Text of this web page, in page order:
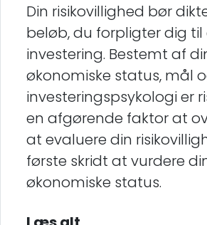
Din risikovillighed bør
beløb, du forpligter dig til
investering. Bestemt af
økonomiske status, mål
investeringspsykologi er
en afgørende faktor at
at evaluere din
første skridt at vurdere
økonomiske status.